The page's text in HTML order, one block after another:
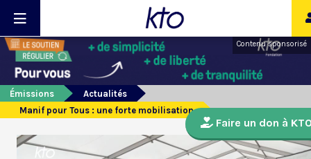
Contenu sponsorisé
Émissions
Actualités
Manif pour Tous : une forte mobilisation
Faire un don à